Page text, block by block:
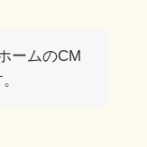
ームのCM